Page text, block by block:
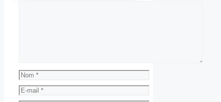
Nom
E-
mail